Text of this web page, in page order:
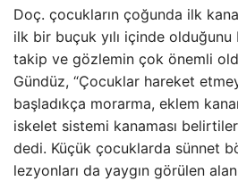
Doç. çocukların çoğunda ilk
ilk bir buçuk yılı içinde
takip ve gözlemin çok önemli
Gündüz, “Çocuklar hareket
başladıkça morarma, eklem
iskelet sistemi kanaması
dedi. Küçük çocuklarda sünnet
lezyonları da yaygın görülen